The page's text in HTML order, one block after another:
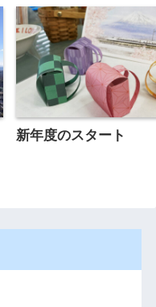
新年度のスタート